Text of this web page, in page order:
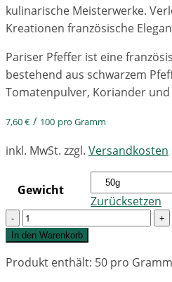
kulinarische Meisterwerke.
Kreationen französische
Pariser Pfeffer ist eine
bestehend aus schwarzem
Tomatenpulver, Koriander und
7,60€ / 100 pro Gramm
inkl. MwSt. zzgl. Versandkosten
Gewicht
Zurücksetzen
Quantity
In den Warenkorb
Produkt enthält: 50 pro Gramm